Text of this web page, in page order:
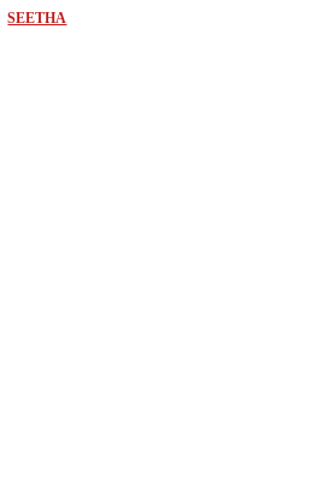
பிரம்மோற்சவத்திற்கான ஏற்பாடுகள்
SEETHA